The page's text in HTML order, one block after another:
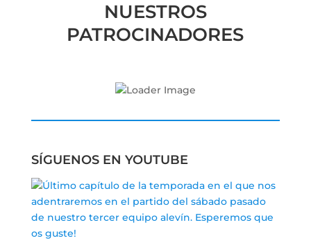
NUESTROS
PATROCINADORES
SÍGUENOS EN YOUTUBE